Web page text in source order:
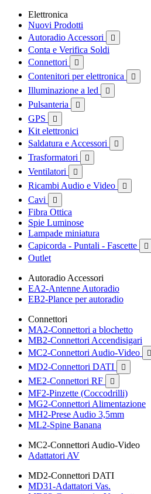
Elettronica
Nuovi Prodotti
Autoradio Accessori

Conta e Verifica Soldi
Connettori

Contenitori per elettronica 
Illuminazione a led 
Pulsanteria 
GPS 
Kit elettronici
Saldatura e Accessori

Trasformatori 
Ventilatori 
Ricambi Audio e Video 
Cavi 
Fibra Ottica
Spie Luminose
Lampade miniatura
Capicorda - Puntali - Fascette

Outlet
Autoradio Accessori
EA2-Antenne Autoradio
EB2-Plance per autoradio
Connettori
MA2-Connettori a blochetto
MB2-Connettori Accendisigari
MC2-Connettori Audio-Video

MD2-Connettori DATI 
ME2-Connettori RF 
MF2-Pinzette (Coccodrilli)
MG2-Connettori Alimentazione
MH2-Prese Audio 3,5mm
ML2-Spine Banana
MC2-Connettori Audio-Video
Adattatori AV
MD2-Connettori DATI
MD31-Adattatori Vas.